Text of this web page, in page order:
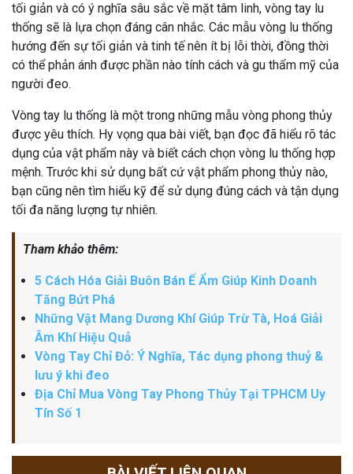
tối giản và có ý nghĩa sâu sắc về mặt tâm linh, vòng tay lu
thống sẽ là lựa chọn đáng cân nhắc. Các mẫu vòng lu thống
hướng đến sự tối giản và tinh tế nên ít bị lỗi thời, đồng thời
có thể phản ánh được phần nào tính cách và gu thẩm mỹ của
người đeo.
Vòng tay lu thống là một trong những mẫu vòng phong thủy
được yêu thích. Hy vọng qua bài viết, bạn đọc đã hiểu rõ tác
dụng của vật phẩm này và biết cách chọn vòng lu thống hợp
mệnh. Trước khi sử dụng bất cứ vật phẩm phong thủy nào,
bạn cũng nên tìm hiểu kỹ để sử dụng đúng cách và tận dụng
tối đa năng lượng tự nhiên.
Tham khảo thêm:
5 Cách Hóa Giải Buôn Bán Ế Ẩm Giúp Kinh Doanh
Tăng Bứt Phá
Những Vật Mang Dương Khí Giúp Trừ Tà, Hoá Giải
Âm Khí Hiệu Quả
Vòng Tay Chỉ Đỏ: Ý Nghĩa, Tác dụng phong thuỷ &
lưu ý khi đeo
Địa Chỉ Mua Vòng Tay Phong Thủy Tại TPHCM Uy
Tín Số 1